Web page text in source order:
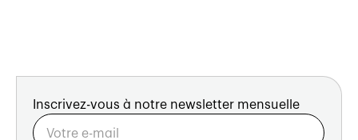
Inscrivez-vous à notre newsletter mensuelle